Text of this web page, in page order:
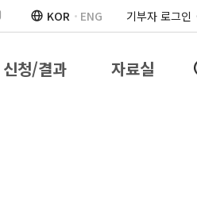
KOR ENG 기부자 로그인
신청/결과 자료실